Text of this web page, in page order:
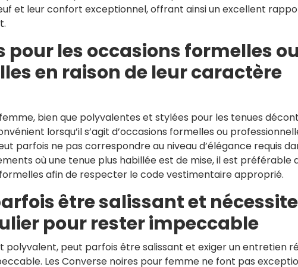
et leur confort exceptionnel, offrant ainsi un excellent
pour les occasions formelles ou
en raison de leur caractère
bien que polyvalentes et stylées pour les tenues
lorsqu’il s’agit d’occasions formelles ou
parfois ne pas correspondre au niveau d’élégance requis
où une tenue plus habillée est de mise, il est préférable
afin de respecter le code vestimentaire approprié.
être salissant et
pour rester impeccable
polyvalent, peut parfois être salissant et exiger un entretien
Les Converse noires pour femme ne font pas